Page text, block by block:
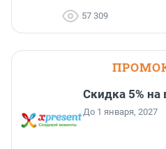
57 309
Скидка 5% на
До 1 января, 2027